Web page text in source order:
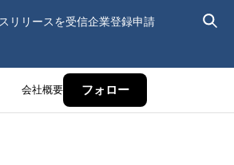
リリースを受信企業登録申請
会社概要 フォロー